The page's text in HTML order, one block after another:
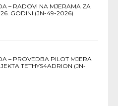
– RADOVI NA MJERAMA ZA
GODINI (JN-49-2026)
– PROVEDBA PILOT MJERA
TETHYS4ADRION (JN-